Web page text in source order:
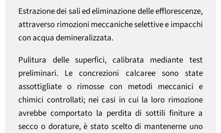
Estrazione dei sali ed eliminazione delle efflorescenze,
attraverso rimozioni meccaniche selettive e impacchi
con acqua demineralizzata.
Pulitura delle superfici, calibrata mediante test
preliminari. Le concrezioni calcaree sono state
assottigliate o rimosse con metodi meccanici e
chimici controllati; nei casi in cui la loro rimozione
avrebbe comportato la perdita di sottili finiture a
secco o dorature, è stato scelto di mantenerne uno